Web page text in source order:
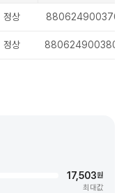
치료
이상)의 활동성 강직성 척추
반응하지 않고, 상승된
보이는 성인(18세 이상)의
정상 8806249003701
정상 8806249003800
17,503원
최대값